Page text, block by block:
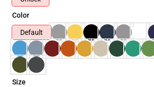
Color
Default
Size